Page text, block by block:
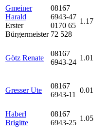
Gmeiner
Harald
Erster
Bürgermeister
08167
6943-47
0170 65
72 528
1.17
Götz Renate
08167
6943-24
1.01
Gresser Ute
08167
6943-11
0.01
Haberl
Brigitte
08167
6943-25
1.05